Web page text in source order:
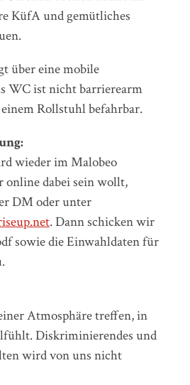
KüfA und gemütliches
über eine mobile
WC ist nicht barrierearm
Rollstuhl befahrbar.
wieder im Malobeo
online dabei sein wollt,
DM oder unter
. Dann schicken wir
sowie die Einwahldaten für
Atmosphäre treffen, in
Diskriminierendes und
wird von uns nicht